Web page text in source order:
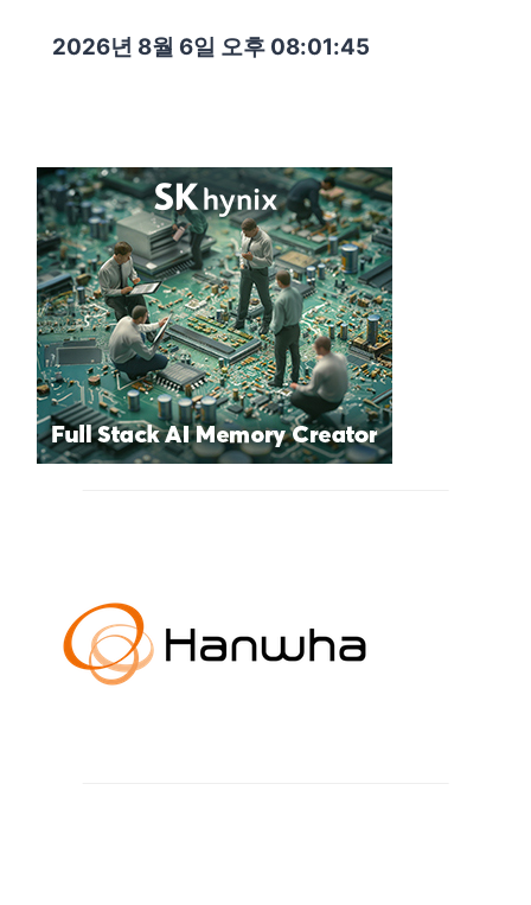
2026년 8월 6일 오후 08:01:46